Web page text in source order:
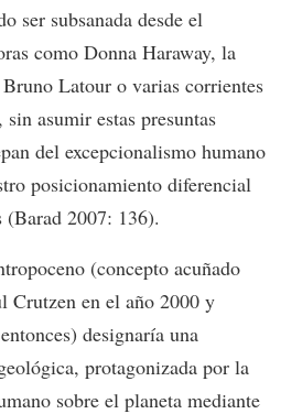
ser subsanada desde el
como Donna Haraway, la
Latour o varias corrientes
asumir estas presuntas
del excepcionalismo humano
posicionamiento diferencial
(Barad 2007: 136).
(concepto acuñado
Crutzen en el año 2000 y
designaría una
protagonizada por la
sobre el planeta mediante